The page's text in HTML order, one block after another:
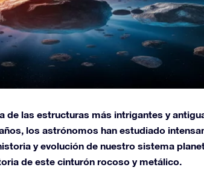
de las estructuras más intrigantes y
los astrónomos han estudiado
y evolución de nuestro sistema
de este cinturón rocoso y metálico.